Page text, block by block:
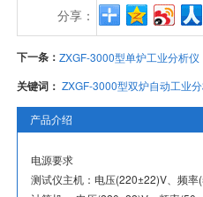
分享：
下一条：ZXGF-3000型单炉工业分析仪
关键词：ZXGF-3000型双炉自动工业
产品介绍
电源要求
测试仪主机：电压(220±22)V、频